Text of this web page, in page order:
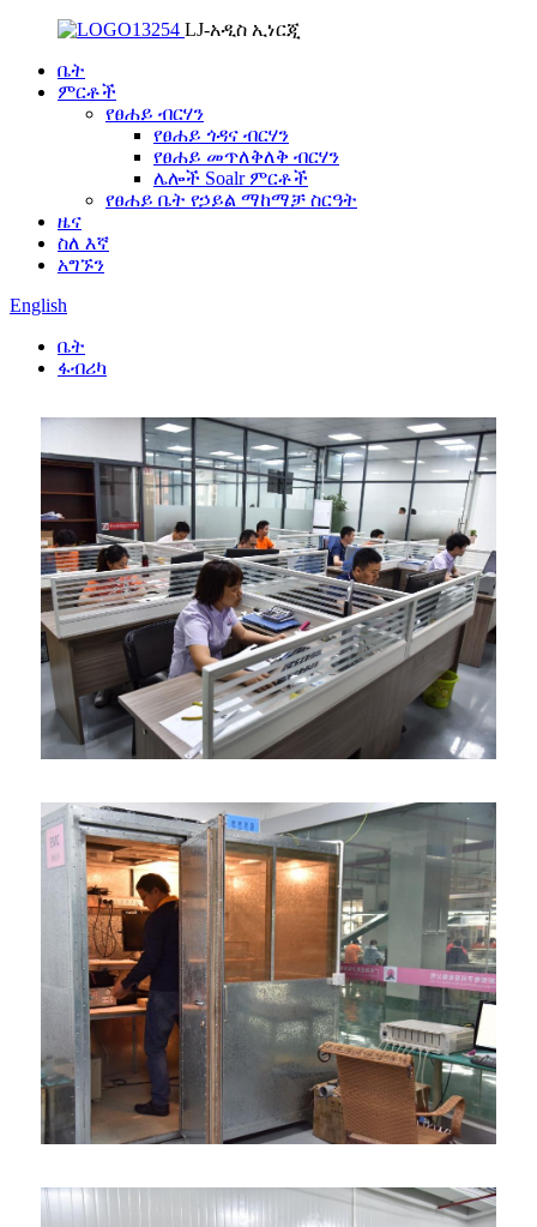
LJ-አዲስ ኢነርጂ
ቤት
ምርቶች
የፀሐይ ብርሃን
የፀሐይ ጎዳና ብርሃን
የፀሐይ መጥለቅለቅ ብርሃን
ሌሎች Soalr ምርቶች
የፀሐይ ቤት የኃይል ማከማቻ ስርዓት
ዜና
ስለ እኛ
አግኙን
English
ቤት
ፋብሪካ